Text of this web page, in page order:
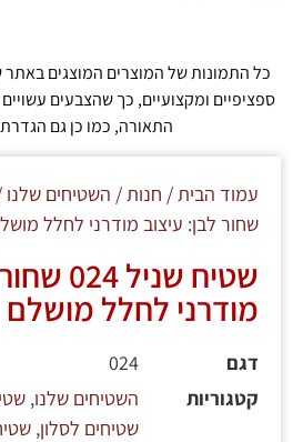
כל התמונות של המוצרים המוצגים באתר
ספציפיים ומקצועיים, כך שהצבעים
התאורה, כמו כן גם
עמוד הבית/ חנות/ השטיחים שלנו
שחור לבן: עיצוב מודרני לחלל
שטיח
מודרני לחלל מושלם
דגם
024
קטגוריות
השטיחים שלנו,
שטיחים לסלון,